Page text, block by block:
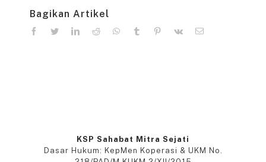
Bagikan Artikel
facebooktwitter linkedinreddit whatsapp
tumblr pinterest
KSP Sahabat Mitra Sejati
Dasar Hukum: KepMen Koperasi & UKM No.